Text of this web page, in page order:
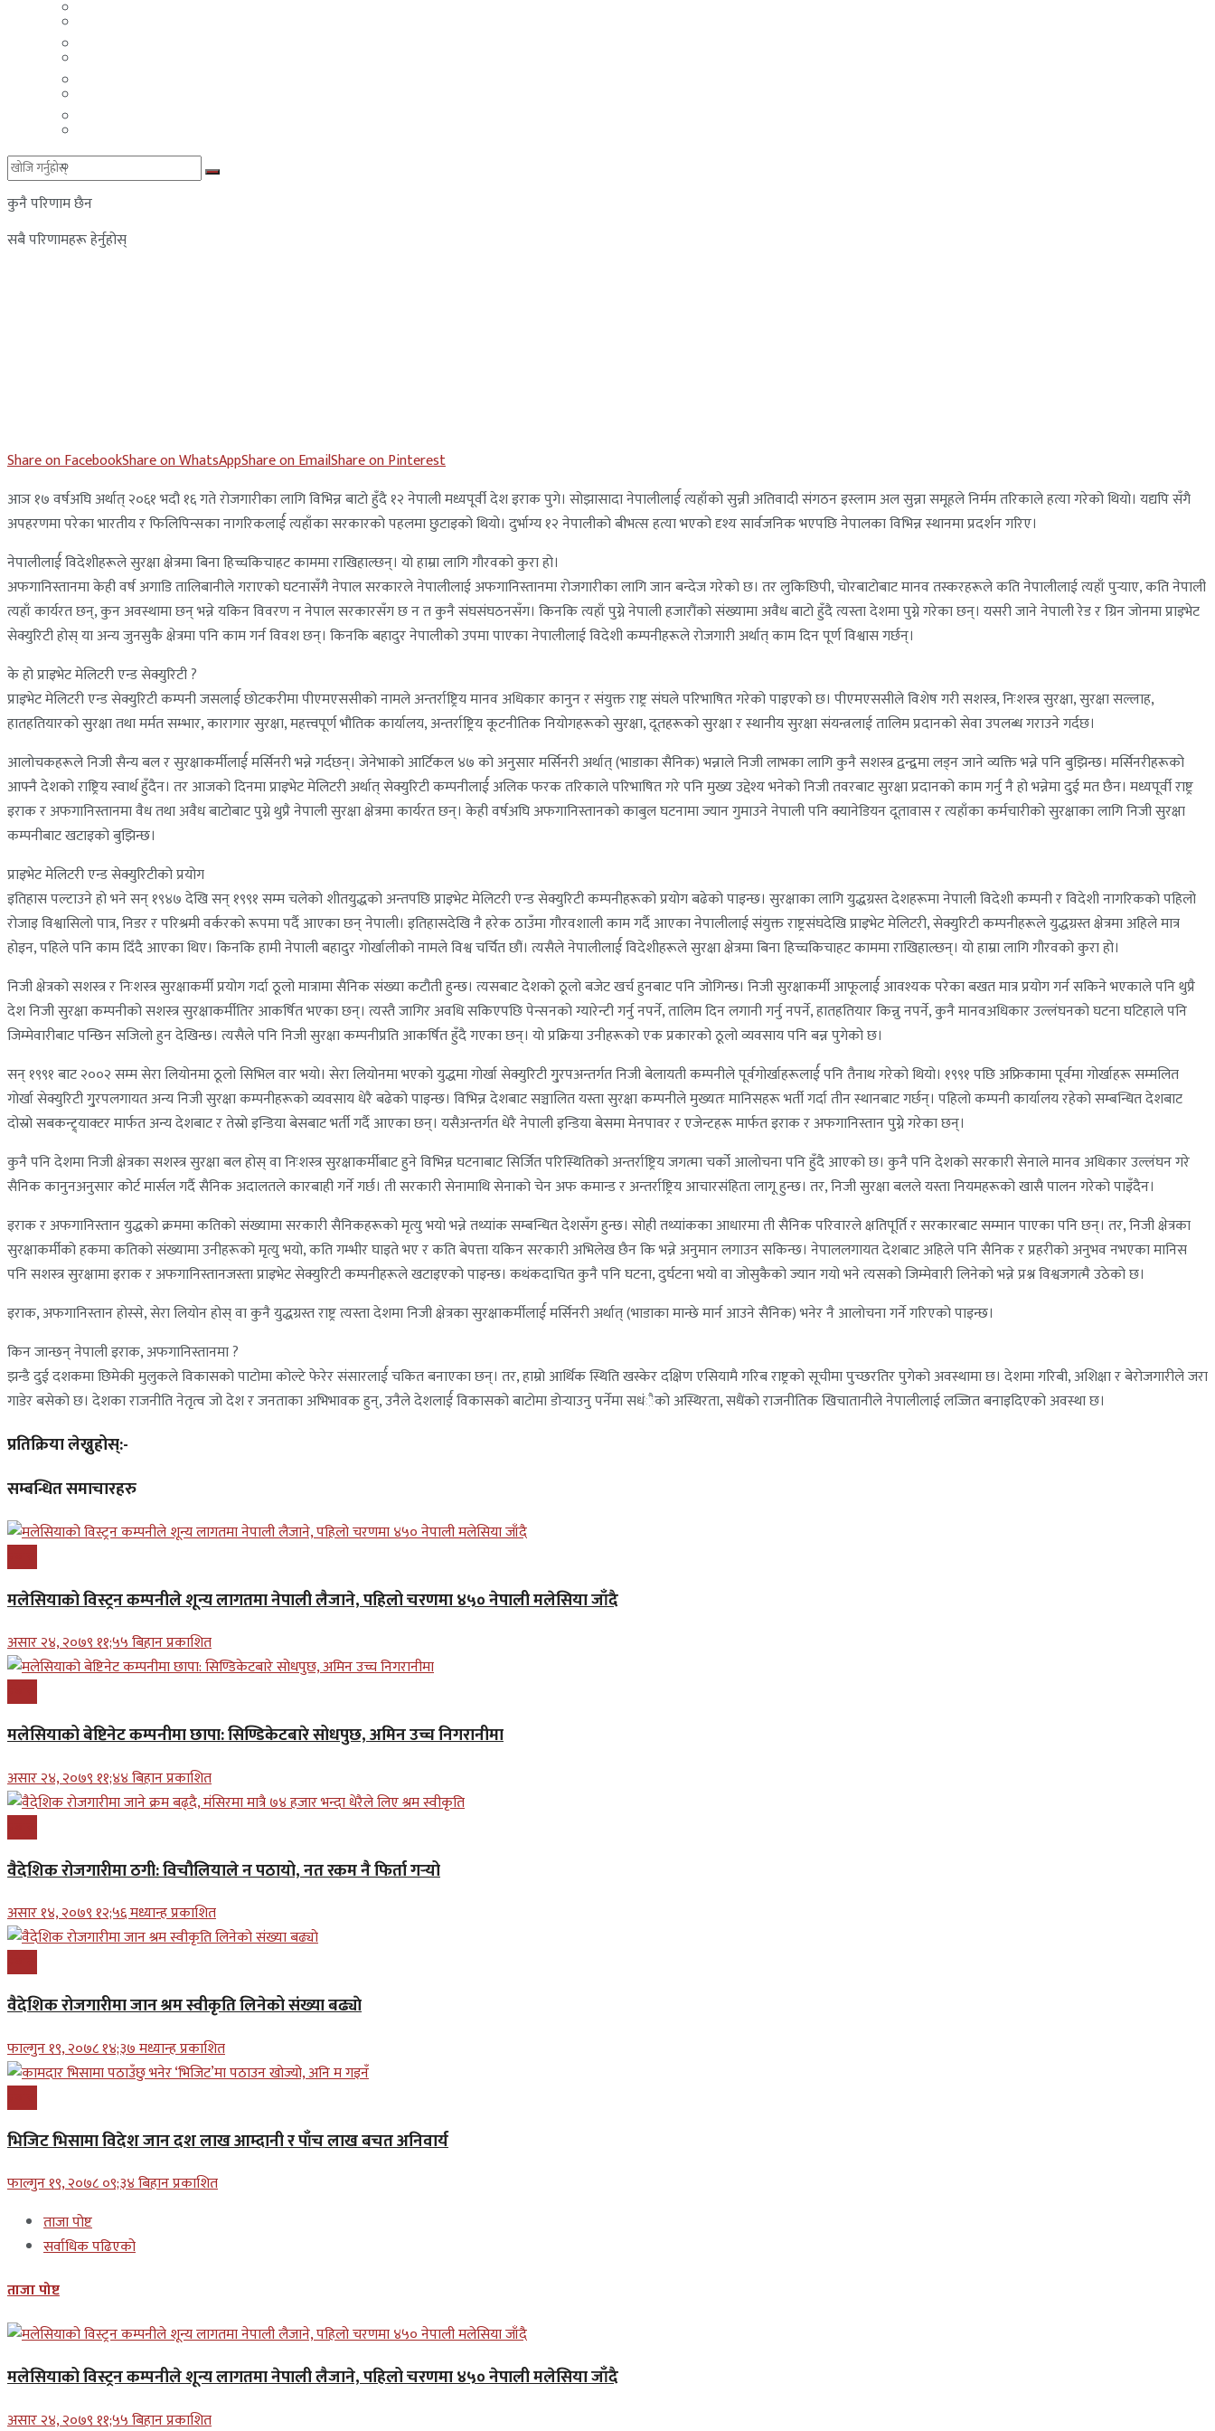
कुनै परिणाम छैन
सबै परिणामहरू हेर्नुहोस्
Share on FacebookShare on WhatsAppShare on EmailShare on Pinterest
आञ १७ वर्षअघि अर्थात् २०६१ भदौ १६ गते रोजगारीका लागि विभिन्न बाटो हुँदै १२ नेपाली मध्यपूर्वी देश इराक पुगे। सोझासादा नेपालीलार्ई त्यहाँको सुन्नी अतिवादी संगठन इस्लाम अल सुन्ना समूहले निर्मम तरिकाले हत्या गरेको थियो। यद्यपि सँगै
अपहरणमा परेका भारतीय र फिलिपिन्सका नागरिकलार्ई त्यहाँका सरकारको पहलमा छुटाइको थियो। दुर्भाग्य १२ नेपालीको बीभत्स हत्या भएको दृश्य सार्वजनिक भएपछि नेपालका विभिन्न स्थानमा प्रदर्शन गरिए।
नेपालीलार्ई विदेशीहरूले सुरक्षा क्षेत्रमा बिना हिच्चकिचाहट काममा राखिहाल्छन्। यो हाम्रा लागि गौरवको कुरा हो।
अफगानिस्तानमा केही वर्ष अगाडि तालिबानीले गराएको घटनासँगै नेपाल सरकारले नेपालीलाई अफगानिस्तानमा रोजगारीका लागि जान बन्देज गरेको छ। तर लुकिछिपी, चोरबाटोबाट मानव तस्करहरूले कति नेपालीलाई त्यहाँ पुर्‍याए, कति नेपाली
त्यहाँ कार्यरत छन्, कुन अवस्थामा छन् भन्ने यकिन विवरण न नेपाल सरकारसँग छ न त कुनै संघसंघठनसँग। किनकि त्यहाँ पुग्ने नेपाली हजारौंको संख्यामा अवैध बाटो हुँदै त्यस्ता देशमा पुग्ने गरेका छन्। यसरी जाने नेपाली रेड र ग्रिन जोनमा प्राइभेट
सेक्युरिटी होस् या अन्य जुनसुकै क्षेत्रमा पनि काम गर्न विवश छन्। किनकि बहादुर नेपालीको उपमा पाएका नेपालीलाई विदेशी कम्पनीहरूले रोजगारी अर्थात् काम दिन पूर्ण विश्वास गर्छन्।
के हो प्राइभेट मेलिटरी एन्ड सेक्युरिटी ?
प्राइभेट मेलिटरी एन्ड सेक्युरिटी कम्पनी जसलार्ई छोटकरीमा पीएमएससीको नामले अन्तर्राष्ट्रिय मानव अधिकार कानुन र संयुक्त राष्ट्र संघले परिभाषित गरेको पाइएको छ। पीएमएससीले विशेष गरी सशस्त्र, निःशस्त्र सुरक्षा, सुरक्षा सल्लाह,
हातहतियारको सुरक्षा तथा मर्मत सम्भार, कारागार सुरक्षा, महत्त्वपूर्ण भौतिक कार्यालय, अन्तर्राष्ट्रिय कूटनीतिक नियोगहरूको सुरक्षा, दूतहरूको सुरक्षा र स्थानीय सुरक्षा संयन्त्रलाई तालिम प्रदानको सेवा उपलब्ध गराउने गर्दछ।
आलोचकहरूले निजी सैन्य बल र सुरक्षाकर्मीलार्ई मर्सिनरी भन्ने गर्दछन्। जेनेभाको आर्टिकल ४७ को अनुसार मर्सिनरी अर्थात् (भाडाका सैनिक) भन्नाले निजी लाभका लागि कुनै सशस्त्र द्वन्द्वमा लड्न जाने व्यक्ति भन्ने पनि बुझिन्छ। मर्सिनरीहरूको
आफ्नै देशको राष्ट्रिय स्वार्थ हुँदैन। तर आजको दिनमा प्राइभेट मेलिटरी अर्थात् सेक्युरिटी कम्पनीलार्ई अलिक फरक तरिकाले परिभाषित गरे पनि मुख्य उद्देश्य भनेको निजी तवरबाट सुरक्षा प्रदानको काम गर्नु नै हो भन्नेमा दुई मत छैन। मध्यपूर्वी राष्ट्र
इराक र अफगानिस्तानमा वैध तथा अवैध बाटोबाट पुग्ने थुप्रै नेपाली सुरक्षा क्षेत्रमा कार्यरत छन्। केही वर्षअघि अफगानिस्तानको काबुल घटनामा ज्यान गुमाउने नेपाली पनि क्यानेडियन दूतावास र त्यहाँका कर्मचारीको सुरक्षाका लागि निजी सुरक्षा
कम्पनीबाट खटाइको बुझिन्छ।
प्राइभेट मेलिटरी एन्ड सेक्युरिटीको प्रयोग
इतिहास पल्टाउने हो भने सन् १९४७ देखि सन् १९९१ सम्म चलेको शीतयुद्धको अन्तपछि प्राइभेट मेलिटरी एन्ड सेक्युरिटी कम्पनीहरूको प्रयोग बढेको पाइन्छ। सुरक्षाका लागि युद्धग्रस्त देशहरूमा नेपाली विदेशी कम्पनी र विदेशी नागरिकको पहिलो
रोजाइ विश्वासिलो पात्र, निडर र परिश्रमी वर्करको रूपमा पर्दै आएका छन् नेपाली। इतिहासदेखि नै हरेक ठाउँमा गौरवशाली काम गर्दै आएका नेपालीलाई संयुक्त राष्ट्रसंघदेखि प्राइभेट मेलिटरी, सेक्युरिटी कम्पनीहरूले युद्धग्रस्त क्षेत्रमा अहिले मात्र
होइन, पहिले पनि काम दिँदै आएका थिए। किनकि हामी नेपाली बहादुर गोर्खालीको नामले विश्व चर्चित छौं। त्यसैले नेपालीलार्ई विदेशीहरूले सुरक्षा क्षेत्रमा बिना हिच्चकिचाहट काममा राखिहाल्छन्। यो हाम्रा लागि गौरवको कुरा हो।
निजी क्षेत्रको सशस्त्र र निःशस्त्र सुरक्षाकर्मी प्रयोग गर्दा ठूलो मात्रामा सैनिक संख्या कटौती हुन्छ। त्यसबाट देशको ठूलो बजेट खर्च हुनबाट पनि जोगिन्छ। निजी सुरक्षाकर्मी आफूलार्ई आवश्यक परेका बखत मात्र प्रयोग गर्न सकिने भएकाले पनि थुप्रै
देश निजी सुरक्षा कम्पनीको सशस्त्र सुरक्षाकर्मीतिर आकर्षित भएका छन्। त्यस्तै जागिर अवधि सकिएपछि पेन्सनको ग्यारेन्टी गर्नु नपर्ने, तालिम दिन लगानी गर्नु नपर्ने, हातहतियार किन्नु नपर्ने, कुनै मानवअधिकार उल्लंघनको घटना घटिहाले पनि
जिम्मेवारीबाट पन्छिन सजिलो हुन देखिन्छ। त्यसैले पनि निजी सुरक्षा कम्पनीप्रति आकर्षित हुँदै गएका छन्। यो प्रक्रिया उनीहरूको एक प्रकारको ठूलो व्यवसाय पनि बन्न पुगेको छ।
सन् १९९१ बाट २००२ सम्म सेरा लियोनमा ठूलो सिभिल वार भयो। सेरा लियोनमा भएको युद्धमा गोर्खा सेक्युरिटी गु्रपअन्तर्गत निजी बेलायती कम्पनीले पूर्वगोर्खाहरूलार्ई पनि तैनाथ गरेको थियो। १९९१ पछि अफ्रिकामा पूर्वमा गोर्खाहरू सम्मलित
गोर्खा सेक्युरिटी गु्रपलगायत अन्य निजी सुरक्षा कम्पनीहरूको व्यवसाय धेरै बढेको पाइन्छ। विभिन्न देशबाट सञ्चालित यस्ता सुरक्षा कम्पनीले मुख्यतः मानिसहरू भर्ती गर्दा तीन स्थानबाट गर्छन्। पहिलो कम्पनी कार्यालय रहेको सम्बन्धित देशबाट
दोस्रो सबकन्ट्र्याक्टर मार्फत अन्य देशबाट र तेस्रो इन्डिया बेसबाट भर्ती गर्दै आएका छन्। यसैअन्तर्गत धेरै नेपाली इन्डिया बेसमा मेनपावर र एजेन्टहरू मार्फत इराक र अफगानिस्तान पुग्ने गरेका छन्।
कुनै पनि देशमा निजी क्षेत्रका सशस्त्र सुरक्षा बल होस् वा निःशस्त्र सुरक्षाकर्मीबाट हुने विभिन्न घटनाबाट सिर्जित परिस्थितिको अन्तर्राष्ट्रिय जगत्मा चर्को आलोचना पनि हुँदै आएको छ। कुनै पनि देशको सरकारी सेनाले मानव अधिकार उल्लंघन गरे
सैनिक कानुनअनुसार कोर्ट मार्सल गर्दै सैनिक अदालतले कारबाही गर्ने गर्छ। ती सरकारी सेनामाथि सेनाको चेन अफ कमान्ड र अन्तर्राष्ट्रिय आचारसंहिता लागू हुन्छ। तर, निजी सुरक्षा बलले यस्ता नियमहरूको खासै पालन गरेको पाइँदैन।
इराक र अफगानिस्तान युद्धको क्रममा कतिको संख्यामा सरकारी सैनिकहरूको मृत्यु भयो भन्ने तथ्यांक सम्बन्धित देशसँग हुन्छ। सोही तथ्यांकका आधारमा ती सैनिक परिवारले क्षतिपूर्ति र सरकारबाट सम्मान पाएका पनि छन्। तर, निजी क्षेत्रका
सुरक्षाकर्मीको हकमा कतिको संख्यामा उनीहरूको मृत्यु भयो, कति गम्भीर घाइते भए र कति बेपत्ता यकिन सरकारी अभिलेख छैन कि भन्ने अनुमान लगाउन सकिन्छ। नेपाललगायत देशबाट अहिले पनि सैनिक र प्रहरीको अनुभव नभएका मानिस
पनि सशस्त्र सुरक्षामा इराक र अफगानिस्तानजस्ता प्राइभेट सेक्युरिटी कम्पनीहरूले खटाइएको पाइन्छ। कथंकदाचित कुनै पनि घटना, दुर्घटना भयो वा जोसुकैको ज्यान गयो भने त्यसको जिम्मेवारी लिनेको भन्ने प्रश्न विश्वजगत्मै उठेको छ।
इराक, अफगानिस्तान होस्से, सेरा लियोन होस् वा कुनै युद्धग्रस्त राष्ट्र त्यस्ता देशमा निजी क्षेत्रका सुरक्षाकर्मीलार्ई मर्सिनरी अर्थात् (भाडाका मान्छे मार्न आउने सैनिक) भनेर नै आलोचना गर्ने गरिएको पाइन्छ।
किन जान्छन् नेपाली इराक, अफगानिस्तानमा ?
झन्डै दुई दशकमा छिमेकी मुलुकले विकासको पाटोमा कोल्टे फेरेर संसारलार्ई चकित बनाएका छन्। तर, हाम्रो आर्थिक स्थिति खस्केर दक्षिण एसियामै गरिब राष्ट्रको सूचीमा पुच्छरतिर पुगेको अवस्थामा छ। देशमा गरिबी, अशिक्षा र बेरोजगारीले जरा
गाडेर बसेको छ। देशका राजनीति नेतृत्व जो देश र जनताका अभिभावक हुन्, उनैले देशलार्ई विकासको बाटोमा डोर्‍याउनु पर्नेमा सधंैको अस्थिरता, सधैंको राजनीतिक खिचातानीले नेपालीलाई लज्जित बनाइदिएको अवस्था छ।
प्रतिक्रिया लेख्नुहोस्:-
सम्बन्धित समाचारहरु
मलेसियाको विस्ट्रन कम्पनीले शून्य लागतमा नेपाली लैजाने, पहिलो चरणमा ४५० नेपाली मलेसिया जाँदै
असार २४, २०७९ ११;५५ बिहान प्रकाशित
मलेसियाको बेष्टिनेट कम्पनीमा छापा: सिण्डिकेटबारे सोधपुछ, अमिन उच्च निगरानीमा
असार २४, २०७९ ११;४४ बिहान प्रकाशित
वैदेशिक रोजगारीमा ठगी: विचौलियाले न पठायो, नत रकम नै फिर्ता गर्‍यो
असार १४, २०७९ १२;५६ मध्यान्ह प्रकाशित
वैदेशिक रोजगारीमा जान श्रम स्वीकृति लिनेको संख्या बढ्याे
फाल्गुन १९, २०७८ १४;३७ मध्यान्ह प्रकाशित
भिजिट भिसामा विदेश जान दश लाख आम्दानी र पाँच लाख बचत अनिवार्य
फाल्गुन १९, २०७८ ०९;३४ बिहान प्रकाशित
ताजा पोष्ट
सर्वाधिक पढिएको
ताजा पोष्ट
मलेसियाको विस्ट्रन कम्पनीले शून्य लागतमा नेपाली लैजाने, पहिलो चरणमा ४५० नेपाली मलेसिया जाँदै
असार २४, २०७९ ११;५५ बिहान प्रकाशित